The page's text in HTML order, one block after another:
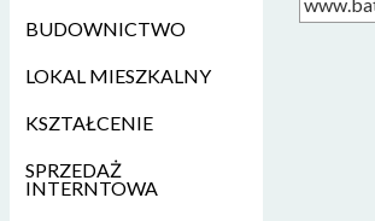
BUDOWNICTWO
LOKAL MIESZKALNY
KSZTAŁCENIE
SPRZEDAŻ
INTERNTOWA